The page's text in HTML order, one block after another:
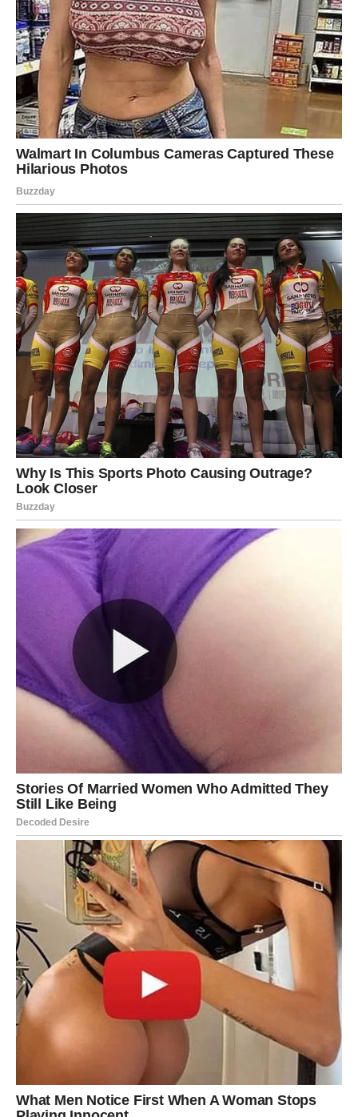
Pred vama su veoma pozitivni trenuci.
Finansijski horoskop za vikend mnogim znakovima
Zodijaka donosi novac, poslovni uspjeh i veliko olakšanje,
ali posebno će blistati Lavovi, Škorpije i Vodolije kojima
zvijezde šalju ozbiljne finansijske dobitke.
S druge strane, Strijelčevi bi trebali biti oprezniji sa
troškovima i ne donositi impulsivne finansijske odluke.
Ovo je period tokom kojeg univerzum pokazuje da novac
dolazi onda kada smo spremni mudro upravljati onim što
već imamo.